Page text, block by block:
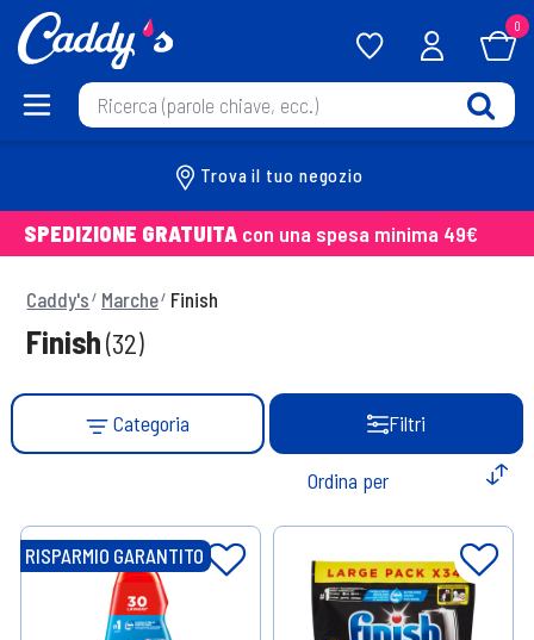
0
Trova il tuo negozio
SPEDIZIONE GRATUITA con una spesa minima 49€
Caddy's Marche Finish
Finish(32)
Categoria Filtri
RISPARMIO GARANTITO